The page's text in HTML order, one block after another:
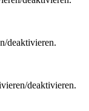
deaktivieren.
deaktivieren.